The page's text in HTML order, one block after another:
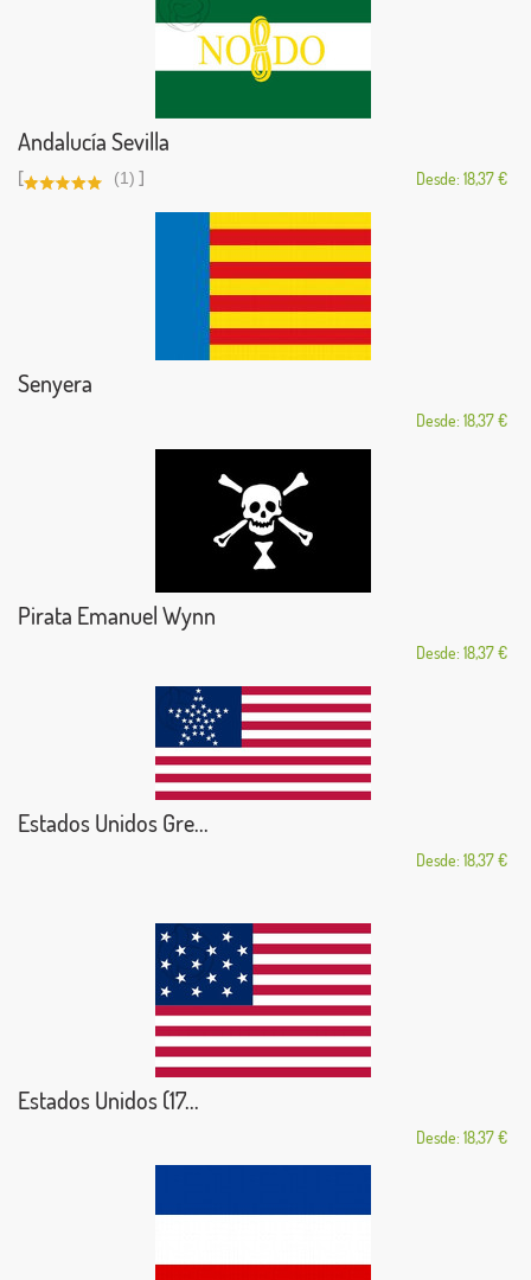
Andalucía Sevilla
[ (1) ] Desde: 18,37 €
Senyera
Desde: 18,37 €
Pirata Emanuel Wynn
Desde: 18,37 €
Estados Unidos Gre...
Desde: 18,37 €
Estados Unidos (17...
Desde: 18,37 €